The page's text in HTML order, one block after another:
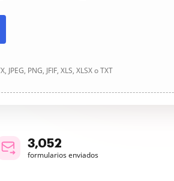
PNG, JFIF, XLS, XLSX o TXT
3,052
formularios enviados